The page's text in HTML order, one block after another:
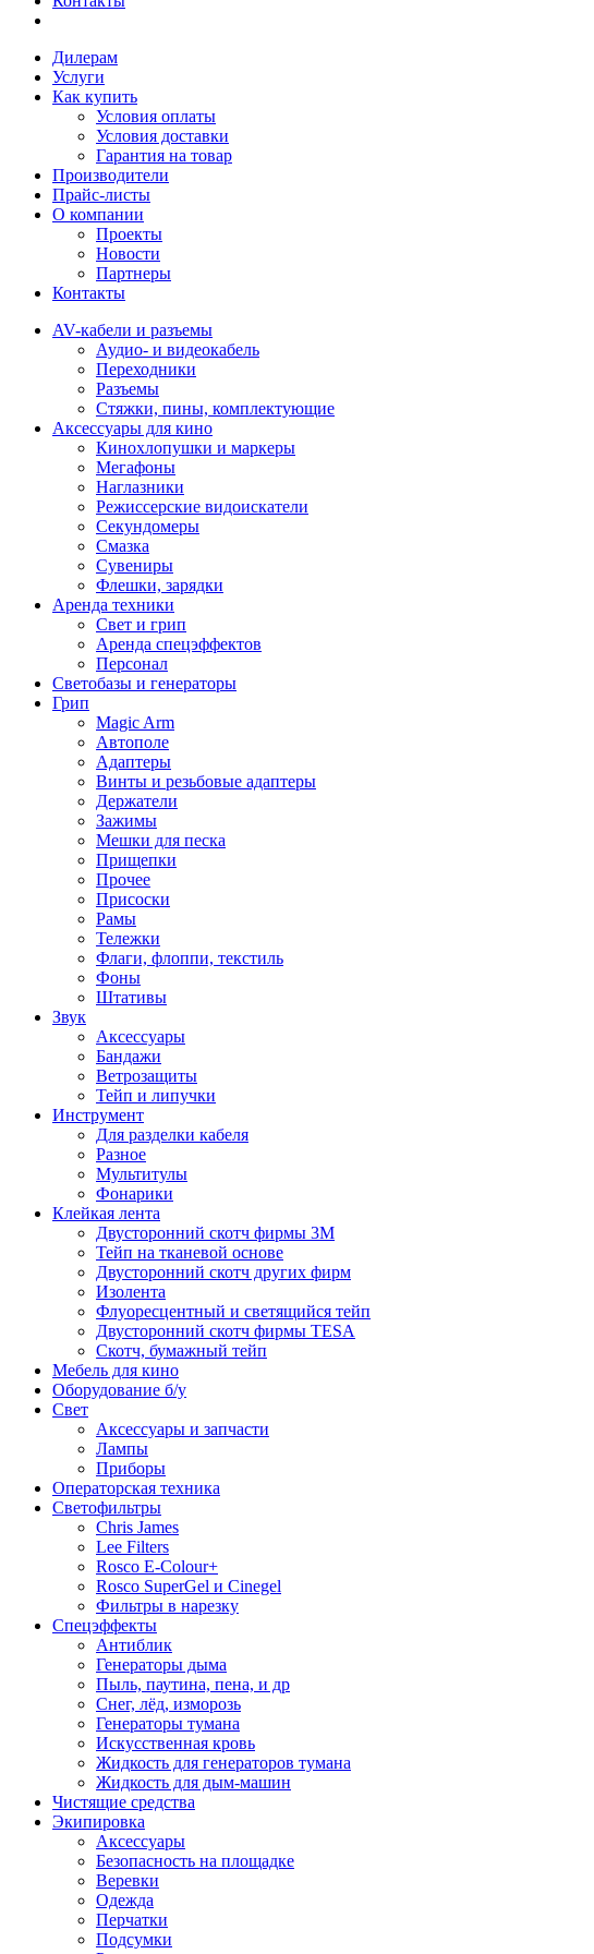
Дилерам
Услуги
Как купить
Условия оплаты
Условия доставки
Гарантия на товар
Производители
Прайс-листы
О компании
Проекты
Новости
Партнеры
Контакты
AV-кабели и разъемы
Аудио- и видеокабель
Переходники
Разъемы
Стяжки, пины, комплектующие
Аксессуары для кино
Кинохлопушки и маркеры
Мегафоны
Наглазники
Режиссерские видоискатели
Секундомеры
Смазка
Сувениры
Флешки, зарядки
Аренда техники
Свет и грип
Аренда спецэффектов
Персонал
Светобазы и генераторы
Грип
Magic Arm
Автополе
Адаптеры
Винты и резьбовые адаптеры
Держатели
Зажимы
Мешки для песка
Прищепки
Прочее
Присоски
Рамы
Тележки
Флаги, флоппи, текстиль
Фоны
Штативы
Звук
Аксессуары
Бандажи
Ветрозащиты
Тейп и липучки
Инструмент
Для разделки кабеля
Разное
Мультитулы
Фонарики
Клейкая лента
Двусторонний скотч фирмы 3M
Тейп на тканевой основе
Двусторонний скотч других фирм
Изолента
Флуоресцентный и светящийся тейп
Двусторонний скотч фирмы TESA
Скотч, бумажный тейп
Мебель для кино
Оборудование б/у
Свет
Аксессуары и запчасти
Лампы
Приборы
Операторская техника
Светофильтры
Chris James
Lee Filters
Rosco E-Colour+
Rosco SuperGel и Cinegel
Фильтры в нарезку
Спецэффекты
Антиблик
Генераторы дыма
Пыль, паутина, пена, и др
Снег, лёд, изморозь
Генераторы тумана
Искусственная кровь
Жидкость для генераторов тумана
Жидкость для дым-машин
Чистящие средства
Экипировка
Аксессуары
Безопасность на площадке
Веревки
Одежда
Перчатки
Подсумки